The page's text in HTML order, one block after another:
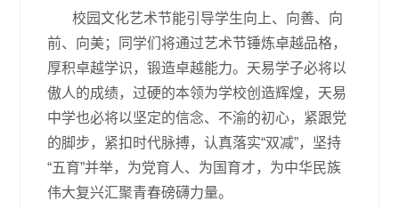
校园文化艺术节能引导学生向上、向善、向
前、向美；同学们将通过艺术节锤炼卓越品格，
厚积卓越学识，锻造卓越能力。天易学子必将以
傲人的成绩，过硬的本领为学校创造辉煌，天易
中学也必将以坚定的信念、不渝的初心，紧跟党
的脚步，紧扣时代脉搏，认真落实“双减”，坚持
“五育”并举，为党育人、为国育才，为中华民族
伟大复兴汇聚青春磅礴力量。